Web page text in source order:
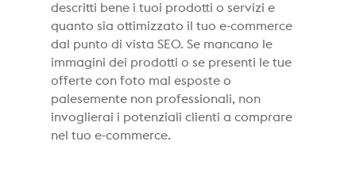
descritti bene i tuoi prodotti o servizi e
quanto sia ottimizzato il tuo e-commerce
dal punto di vista SEO. Se mancano le
immagini dei prodotti o se presenti le tue
offerte con foto mal esposte o
palesemente non professionali, non
invoglierai i potenziali clienti a comprare
nel tuo e-commerce.